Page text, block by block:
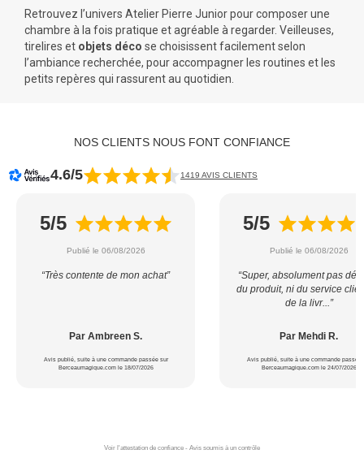
Retrouvez l’univers Atelier Pierre Junior pour composer une
chambre à la fois pratique et agréable à regarder. Veilleuses,
tirelires et objets déco se choisissent facilement selon
l’ambiance recherchée, pour accompagner les routines et les
petits repères qui rassurent au quotidien.
NOS CLIENTS NOUS FONT CONFIANCE
4.6/5 1419 AVIS CLIENTS
5/5
Publié le 06/08/2026
“Très contente de mon achat”
Par Ambreen S.
Avis publié, suite à une commande passée sur
Berceaumagique.com le 18/07/2026
5/5
Publié le 06/08/2026
“Super, absolument pas
du produit, ni du service
de la livr...”
Par Mehdi R.
Avis publié, suite à une commande passée
Berceaumagique.com le 24/07/2026
Voir l'attestation de confiance - Avis soumis à un contrôle